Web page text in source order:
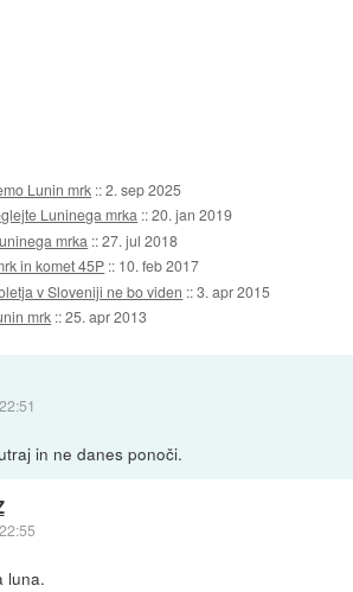
Lunin mrk ::2. sep 2025
Luninega mrka ::20. jan 2019
mrka ::27. jul 2018
in komet 45P :: 10. feb 2017
v Sloveniji ne bo viden ::3. apr 2015
mrk ::25. apr 2013
in ne danes ponoči.
luna.